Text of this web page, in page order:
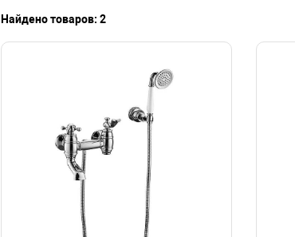
Найдено товаров: 2